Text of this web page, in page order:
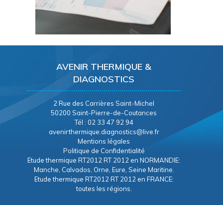
AVENIR THERMIQUE &
DIAGNOSTICS
2 Rue des Carrières Saint-Michel
50200 Saint-Pierre-de-Coutances
Tél : 02 33 47 92 94
avenirthermique.diagnostics@live.fr
Mentions légales
Politique de Confidentialité
Etude thermique RT2012 RT 2012 en NORMANDIE:
Manche, Calvados, Orne, Eure, Seine Maritine.
Etude thermique RT2012 RT 2012 en FRANCE:
toutes les régions.